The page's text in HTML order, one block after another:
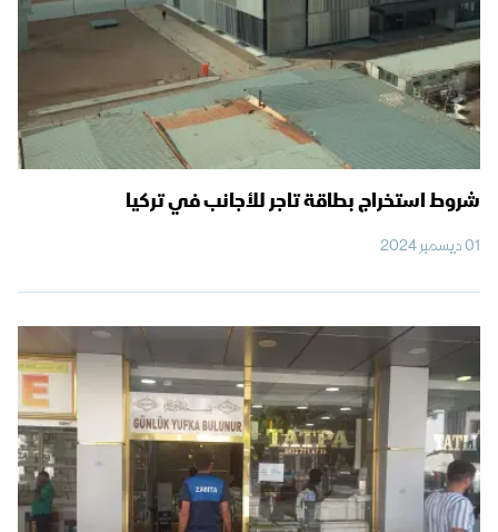
شروط استخراج بطاقة تاجر للأجانب في تركيا
01 ديسمبر 2024